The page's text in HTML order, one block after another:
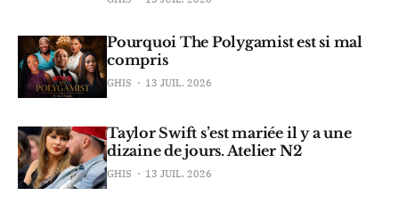
Pourquoi The Polygamist est si mal
compris
GHIS 13 JUIL. 2026
Taylor Swift s’est mariée il y a une
dizaine de jours. Atelier N2
GHIS 13 JUIL. 2026